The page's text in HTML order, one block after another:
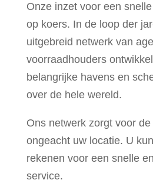
Onze inzet voor een
op koers. In de loop der
uitgebreid netwerk van
voorraadhouders
belangrijke havens en
over de hele wereld.
Ons netwerk zorgt voor
ongeacht uw locatie. U
rekenen voor een snelle
service.